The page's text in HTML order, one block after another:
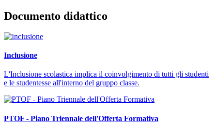
Documento didattico
Inclusione
L'Inclusione scolastica implica il coinvolgimento di tutti gli studenti
e le studentesse all'interno del gruppo classe.
PTOF - Piano Triennale dell'Offerta Formativa